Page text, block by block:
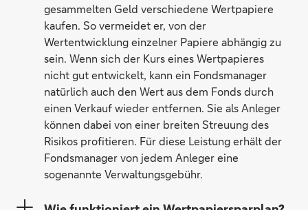
gesammelten Geld verschiedene Wertpapiere
kaufen. So vermeidet er, von der
Wertentwicklung einzelner Papiere abhängig zu
sein. Wenn sich der Kurs eines Wertpapieres
nicht gut entwickelt, kann ein Fondsmanager
natürlich auch den Wert aus dem Fonds durch
einen Verkauf wieder entfernen. Sie als Anleger
können dabei von einer breiten Streuung des
Risikos profitieren. Für diese Leistung erhält der
Fondsmanager von jedem Anleger eine
sogenannte Verwaltungsgebühr.